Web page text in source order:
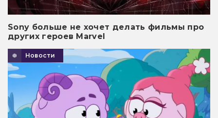
Sony больше не хочет делать фильмы про
других героев Marvel
Новости